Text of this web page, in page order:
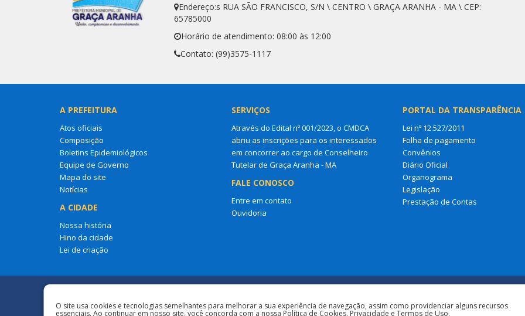
Endereço:s RUA SÃO FRANCISCO, S/N \ CENTRO \ GRAÇA ARANHA - MA \ CEP:
65785000
Horário de atendimento: 08:00 às 12:00
Contato: (99)3575-1117
A PREFEITURA
Atos oficiais
Composição
Boletins Epidemiológicos
Equipe de Governo
Mapa do site
Notícias
A CIDADE
Nossa história
Hino da cidade
Lei de criação
SERVIÇOS
Através do Edital nº 001/2023, o CMDCA
abriu as inscrições para os interessados
em concorrer ao cargo de Conselheiro
Tutelar de Graça Aranha - MA
FALE CONOSCO
Entre em contato
Ouvidoria
PORTAL DA TRANSPARÊNCIA
Lei nº 12.527/2011
Folha de pagamento
Convênios
Diário Oficial
Organograma
Legislação
Prestação de Contas
Redes Sociais
O site usa cookies e tecnologias semelhantes para melhorar a sua experiência de navegação, assim como providenciar alguns recursos
essenciais. Ao continuar em nosso site, você concorda com a nossa Política de Cookies, Privacidade e Termos de Uso.